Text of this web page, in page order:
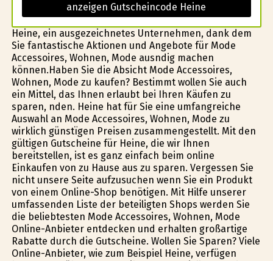
anzeigen Gutscheincode Heine
Heine, ein ausgezeichnetes Unternehmen, dank dem
Sie fantastische Aktionen und Angebote für Mode
Accessoires, Wohnen, Mode ausfindig machen
können.Haben Sie die Absicht Mode Accessoires,
Wohnen, Mode zu kaufen? Bestimmt wollen Sie auch
ein Mittel, das Ihnen erlaubt bei Ihren Käufen zu
sparen, finden. Heine hat für Sie eine umfangreiche
Auswahl an Mode Accessoires, Wohnen, Mode zu
wirklich günstïgen Preisen zusammengestellt. Mit den
gültigen Gutscheine für Heine, die wir Ihnen
bereitstellen, ist es ganz einfach beim online
Einkaufen von zu Hause aus zu sparen. Vergessen Sie
nicht unsere Seite aufzusuchen wenn Sie ein Produkt
von einem Online-Shop benötigen. Mit Hilfe unserer
umfassenden Liste der beteiligten Shops werden Sie
die beliebtesten Mode Accessoires, Wohnen, Mode
Online-Anbieter entdecken und erhalten großartige
Rabatte durch die Gutscheine. Wollen Sie Sparen? Viele
Online-Anbieter, wie zum Beispiel Heine, verfügen